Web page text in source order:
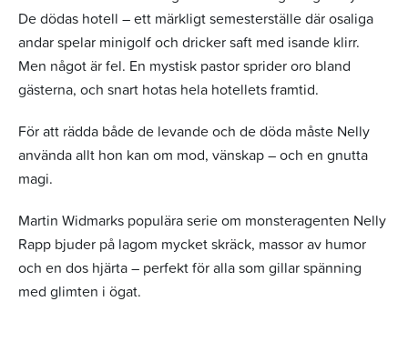
De dödas hotell – ett märkligt semesterställe där osaliga
andar spelar minigolf och dricker saft med isande klirr.
Men något är fel. En mystisk pastor sprider oro bland
gästerna, och snart hotas hela hotellets framtid.
För att rädda både de levande och de döda måste Nelly
använda allt hon kan om mod, vänskap – och en gnutta
magi.
Martin Widmarks populära serie om monsteragenten Nelly
Rapp bjuder på lagom mycket skräck, massor av humor
och en dos hjärta – perfekt för alla som gillar spänning
med glimten i ögat.